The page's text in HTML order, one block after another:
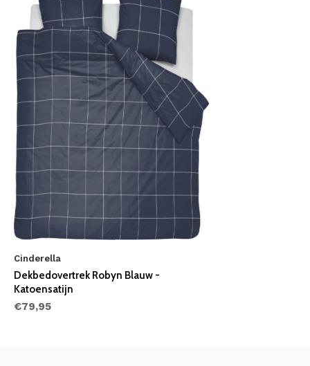
Cinderella
Dekbedovertrek Robyn Blauw -
Katoensatijn
€79,95